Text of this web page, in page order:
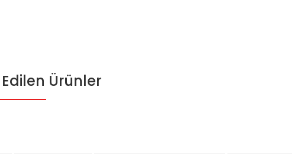
ilk yorumu siz yapın!
öneri formunu kullanarak tarafımıza iletebilirsiniz.
Ürünler